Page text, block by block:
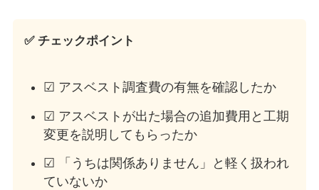
✅ チェックポイント
☑ アスベスト調査費の有無を確認したか
☑ アスベストが出た場合の追加費用と工期
変更を説明してもらったか
☑ 「うちは関係ありません」と軽く扱われ
ていないか